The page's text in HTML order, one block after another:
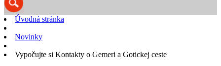
Úvodná stránka
Novinky
Vypočujte si Kontakty o Gemeri a Gotickej ceste